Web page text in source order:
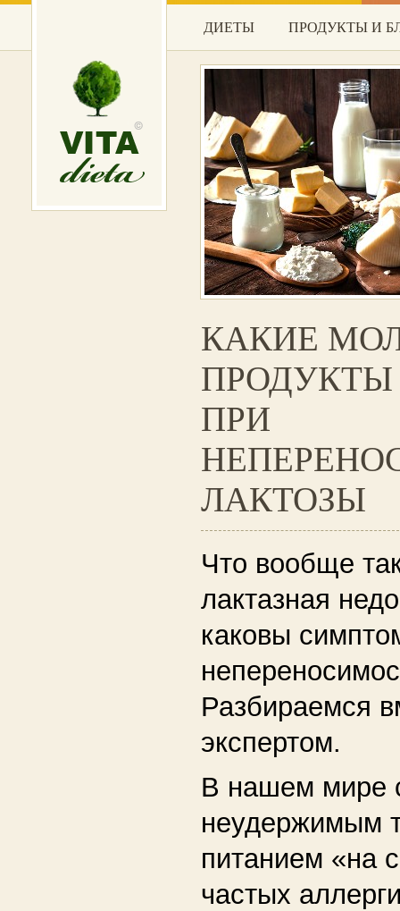
ДИЕТЫ ПРОДУКТЫ И
КАКИЕ
ПРИ
ЛАКТОЗЫ
Что вообще
лактазная
каковы
Разбираемся
экспертом.
В нашем мире
неудержимым
питанием «на
частых